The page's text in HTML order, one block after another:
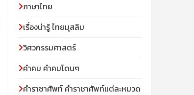
ภาษาไทย
เรื่องน่ารู้ ไทยมุสลิม
วิศวกรรมศาสตร์
คำคม คำคมโดนๆ
คำราชาศัพท์ คำราชาศัพท์แต่ละหมวด